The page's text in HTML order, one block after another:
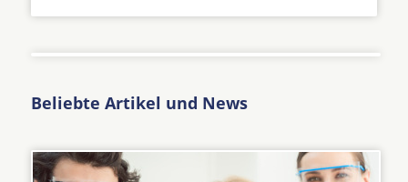
Beliebte Artikel und News